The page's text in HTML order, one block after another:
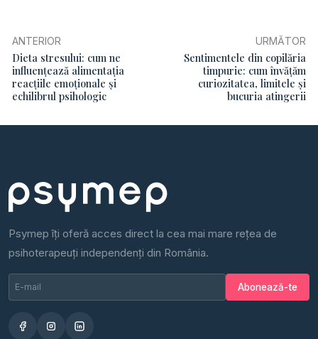
ANTERIOR
Dieta stresului: cum ne
influențează alimentația
reacțiile emoționale și
echilibrul psihologic
URMĂTOR
Sentimentele din copilăria
timpurie: cum învățăm
curiozitatea, limitele și
bucuria atingerii
Psymep îți oferă acces direct la cea mai mare rețea de
psihoterapeuți independenți din România.
Email newsletter
Nu completa Abonează-te